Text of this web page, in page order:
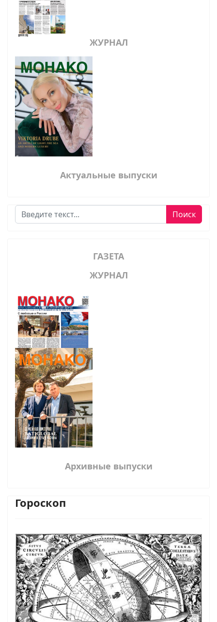
ЖУРНАЛ
Актуальные выпуски
Поиск Поиск
ГАЗЕТА
ЖУРНАЛ
Архивные выпуски
Гороскоп